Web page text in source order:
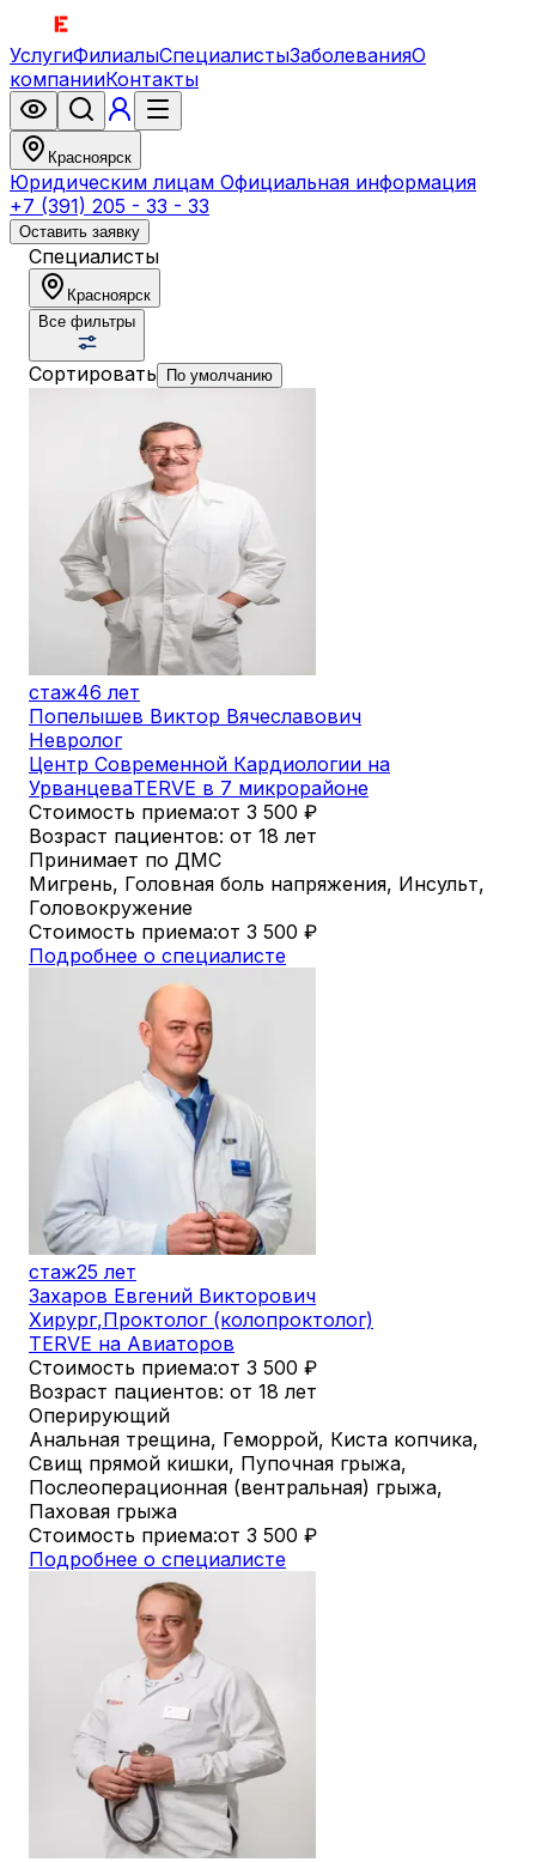
УслугиФилиалыСпециалистыЗаболеванияО
компанииКонтакты
Красноярск
Юридическим лицам Официальная информация
+7 (391) 205 - 33 - 33
Оставить заявку
Специалисты
Красноярск
Все фильтры
Сортировать По умолчанию
стаж46 лет
Попелышев Виктор Вячеславович
Невролог
Центр Современной Кардиологии на
УрванцеваTERVE в 7 микрорайоне
Стоимость приема:от 3 500 ₽
Возраст пациентов: от 18 лет
Принимает по ДМС
Мигрень, Головная боль напряжения, Инсульт,
Головокружение
Стоимость приема:от 3 500 ₽
Подробнее о специалисте
стаж25 лет
Захаров Евгений Викторович
Хирург,Проктолог (колопроктолог)
TERVE на Авиаторов
Стоимость приема:от 3 500 ₽
Возраст пациентов: от 18 лет
Оперирующий
Анальная трещина, Геморрой, Киста копчика,
Свищ прямой кишки, Пупочная грыжа,
Послеоперационная (вентральная) грыжа,
Паховая грыжа
Стоимость приема:от 3 500 ₽
Подробнее о специалисте